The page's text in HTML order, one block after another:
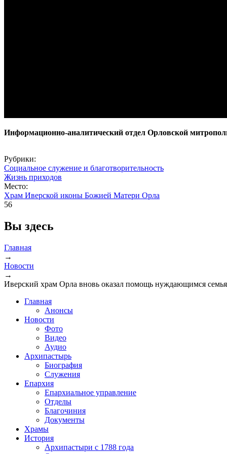
Информационно-аналитический отдел Орловской
Рубрики:
Социальное служение и благотворительность
Жизнь приходов
Место:
Храм Иверской иконы Божией Матери Орла
56
Вы здесь
Главная
→
Новости
→
Иверский храм Орла вновь оказал помощь нуждающимся
Главная
Анонсы
Новости
Фото
Видео
Аудио
Архипастырь
Биография
Служения
Епархия
Епархиальное управление
Отделы
Благочиния
Документы
Храмы
История
Архипастыри с 1788 года